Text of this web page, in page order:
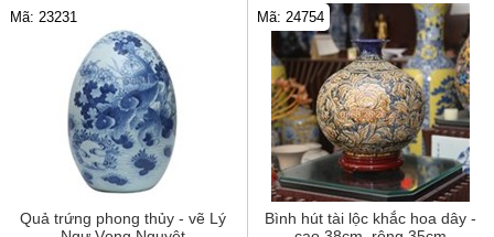
Quả trứng phong thủy - vẽ Lý
Mã: 23231
Bình hút tài lộc khắc hoa dây -
Mã: 24754